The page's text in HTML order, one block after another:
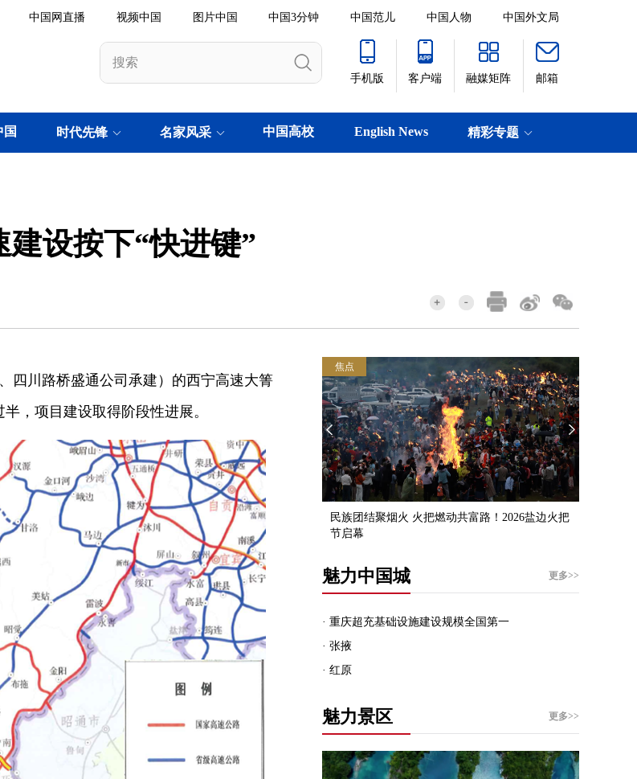
中国网直播 视频中国 图片中国 中国3分钟 中国范儿 中国人物 中国外文局
手机版 客户端 融媒矩阵 邮箱
国 时代先锋 名家风采 中国高校 English News 精彩专题
设按下“快进键”
四川路桥盛通公司承建）的西宁高速大箐
，项目建设取得阶段性进展。